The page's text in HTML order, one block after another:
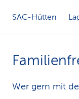
SAC-Hütten
Wer gern mit